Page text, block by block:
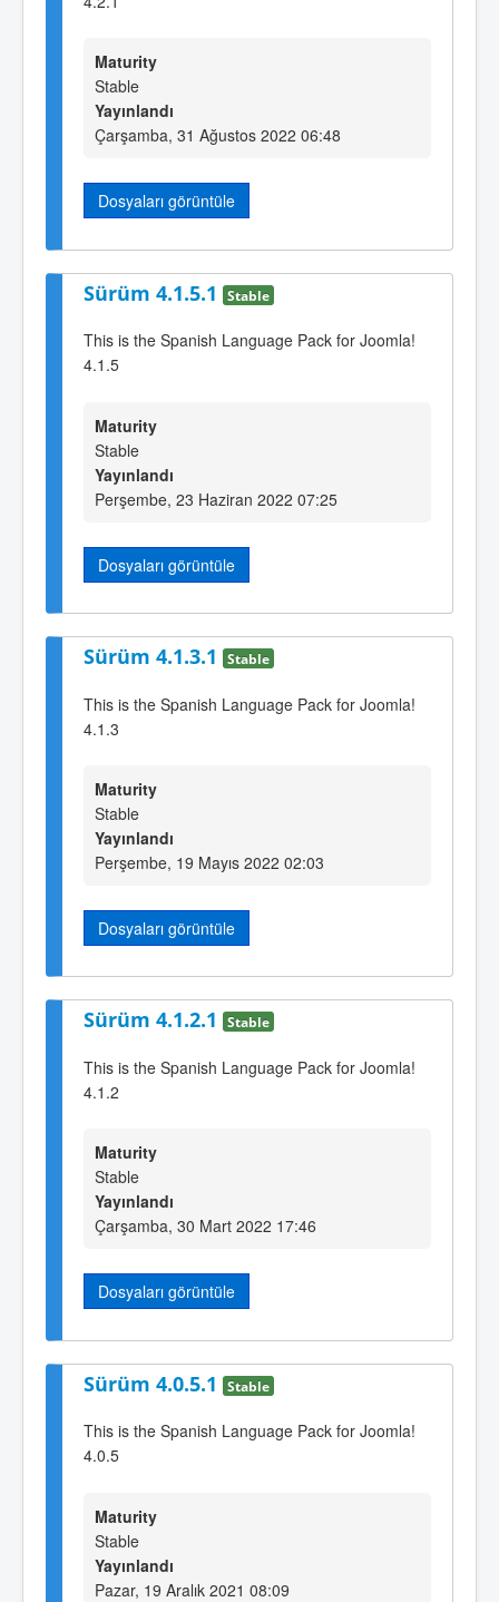
Maturity
Stable
Yayınlandı
Çarşamba, 31 Ağustos 2022 06:48
Dosyaları görüntüle
Sürüm 4.1.5.1 Stable
This is the Spanish Language Pack for Joomla!
4.1.5
Maturity
Stable
Yayınlandı
Perşembe, 23 Haziran 2022 07:25
Dosyaları görüntüle
Sürüm 4.1.3.1 Stable
This is the Spanish Language Pack for Joomla!
4.1.3
Maturity
Stable
Yayınlandı
Perşembe, 19 Mayıs 2022 02:03
Dosyaları görüntüle
Sürüm 4.1.2.1 Stable
This is the Spanish Language Pack for Joomla!
4.1.2
Maturity
Stable
Yayınlandı
Çarşamba, 30 Mart 2022 17:46
Dosyaları görüntüle
Sürüm 4.0.5.1 Stable
This is the Spanish Language Pack for Joomla!
4.0.5
Maturity
Stable
Yayınlandı
Pazar, 19 Aralık 2021 08:09